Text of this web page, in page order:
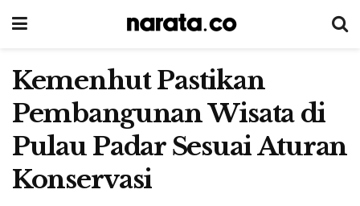
Kemenhut Pastikan
Pembangunan Wisata di
Pulau Padar Sesuai Aturan
Konservasi